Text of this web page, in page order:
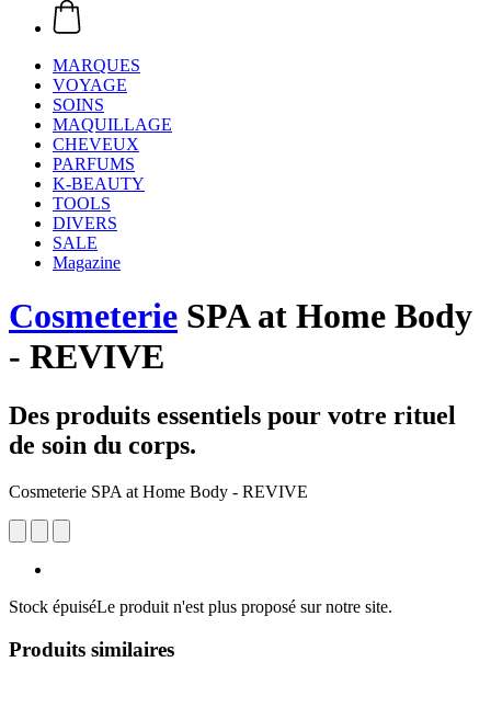
MARQUES
VOYAGE
SOINS
MAQUILLAGE
CHEVEUX
PARFUMS
K-BEAUTY
TOOLS
DIVERS
SALE
Magazine
Cosmeterie SPA at Home Body
- REVIVE
Des produits essentiels pour votre rituel
de soin du corps.
Cosmeterie SPA at Home Body - REVIVE
Stock épuiséLe produit n'est plus proposé sur notre site.
Produits similaires